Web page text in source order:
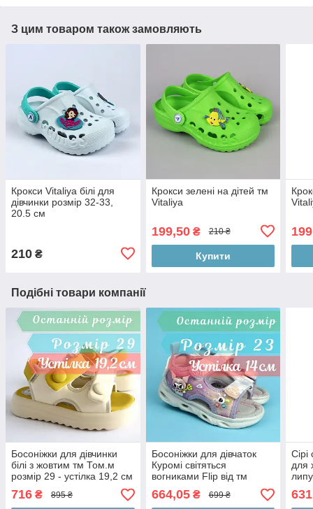
З цим товаром також замовляють
Крокси Vitaliya білі для
дівчинки розмір 32-33,
20.5 см
210 ₴
Крокси зелені на дітей тм
Vitaliya
199,50₴ 210 ₴
Купити
Подібні товари компанії
Босоніжки для дівчинки
білі з жовтим тм Том.м
розмір 29 - устілка 19,2 см
716 ₴ 895 ₴
Босоніжки для дівчаток
Куромі світяться
вогниками Flip від тм
Том.м розмір 23 - устілка
14 см
664,05₴ 699 ₴
Сірі
для